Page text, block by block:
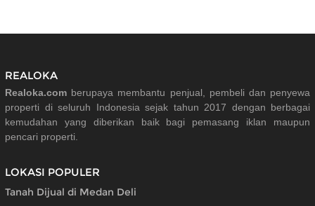
REALOKA
Realoka.com berupaya membantu penjual, pembeli dan penyewa
properti di seluruh Indonesia sejak tahun 2017 dengan berbagai
kemudahan yang diberikan baik bagi pemasang iklan maupun
pencari properti.
LOKASI POPULER
Tanah Dijual di Medan Deli